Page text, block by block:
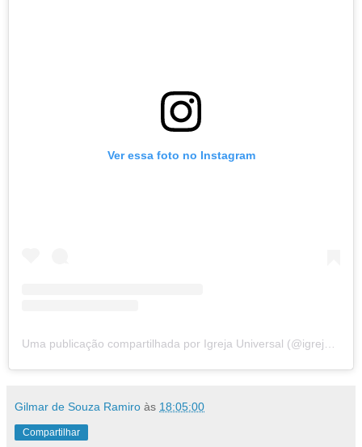
Ver essa foto no Instagram
Uma publicação compartilhada por Igreja Universal (@igrejauniversal)
Gilmar de Souza Ramiro às 18:05:00
Compartilhar